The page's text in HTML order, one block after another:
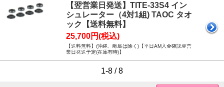
【翌営業日発送】TITE-33S4 イン
シュレーター（4対1組) TAOC タオ
ック【送料無料】
25,700円(税込)
【送料無料】(沖縄、離島は除く)【平日AM入金確認翌営
業日発送予定(在庫有時)】
1-8 / 8